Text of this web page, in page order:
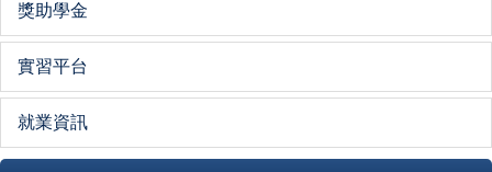
獎助學金
實習平台
就業資訊